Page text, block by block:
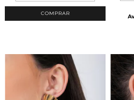
COMPRAR